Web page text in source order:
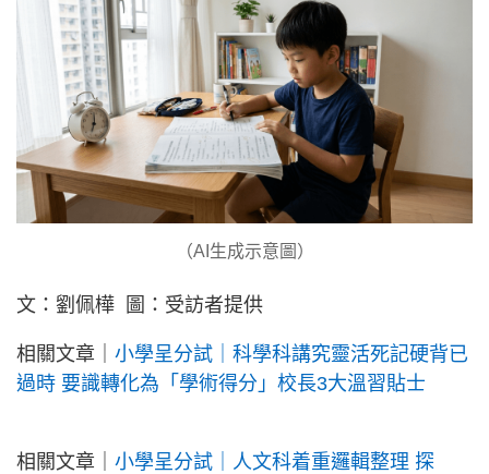
（AI生成示意圖）
文：劉佩樺 圖：受訪者提供
相關文章｜ 小學呈分試｜科學科講究靈活死記硬背已
過時 要識轉化為「學術得分」校長3大溫習貼士
相關文章｜ 小學呈分試｜人文科着重邏輯整理 探